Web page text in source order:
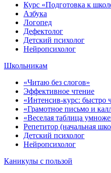
Курс «Подготовка к
Азбука
Логопед
Дефектолог
Детский психолог
Нейропсихолог
Школьникам
«Читаю без слогов»
Эффективное чтение
«Интенсив-курс: быстро
«Грамотное письмо и
«Веселая таблица
Репетитор (начальная
Детский психолог
Нейропсихолог
Каникулы с пользой